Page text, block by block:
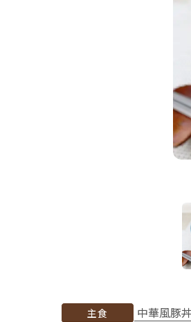
主食 中華風豚丼